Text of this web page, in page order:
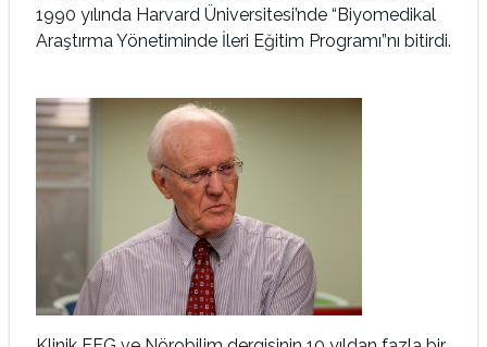
1990 yılında Harvard Üniversitesi’nde “Biyomedikal
Araştırma Yönetiminde İleri Eğitim Programı”nı bitirdi.